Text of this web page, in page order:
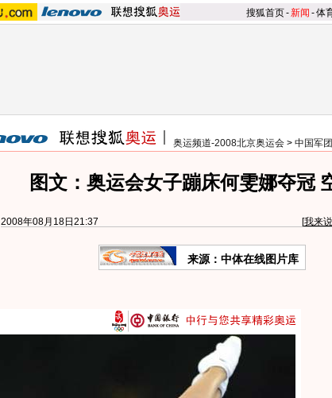
搜狐首页-新闻 -体
奥运频道-2008北京奥运会 > 中国军团
图文：奥运会女子蹦床何雯娜夺冠
2008年08月18日21:37 [我来
来源：中体在线图片库